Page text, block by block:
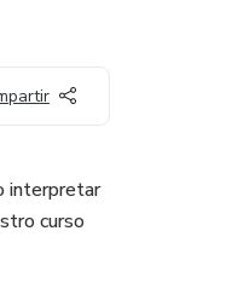
interpretar
curso